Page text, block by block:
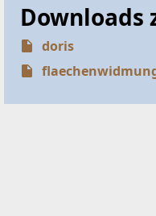
Downloads
doris